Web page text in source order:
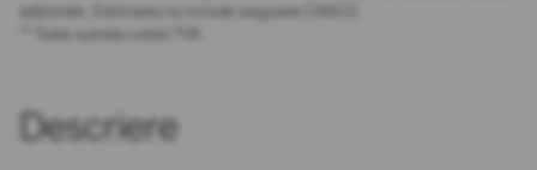
adiționale. Estimarea nu include asigurare CASCO.
** Toate sumele conțin TVA.
Descriere